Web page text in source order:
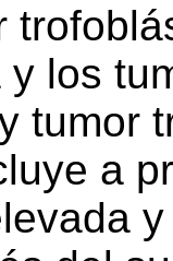
los
tumor
a